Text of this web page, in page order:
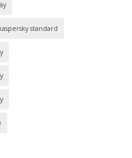
standard